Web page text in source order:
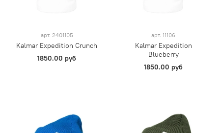
арт. 2401105
Kalmar Expedition Crunch
1850.00 руб
арт. 11106
Kalmar Expedition
Blueberry
1850.00 руб